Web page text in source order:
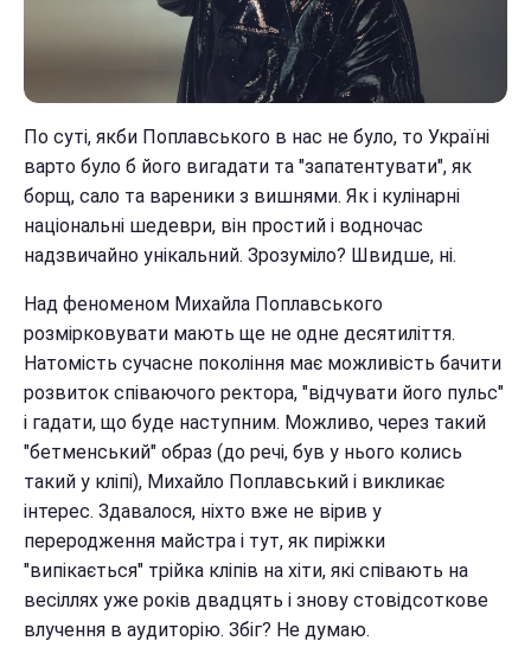
По суті, якби Поплавського в нас не було, то Україні
варто було б його вигадати та "запатентувати", як
борщ, сало та вареники з вишнями. Як і кулінарні
національні шедеври, він простий і водночас
надзвичайно унікальний. Зрозуміло? Швидше, ні.
Над феноменом Михайла Поплавського
розмірковувати мають ще не одне десятиліття.
Натомість сучасне покоління має можливість бачити
розвиток співаючого ректора, "відчувати його пульс"
і гадати, що буде наступним. Можливо, через такий
"бетменський" образ (до речі, був у нього колись
такий у кліпі), Михайло Поплавський і викликає
інтерес. Здавалося, ніхто вже не вірив у
переродження майстра і тут, як пиріжки
"випікається" трійка кліпів на хіти, які співають на
весіллях уже років двадцять і знову стовідсоткове
влучення в аудиторію. Збіг? Не думаю.